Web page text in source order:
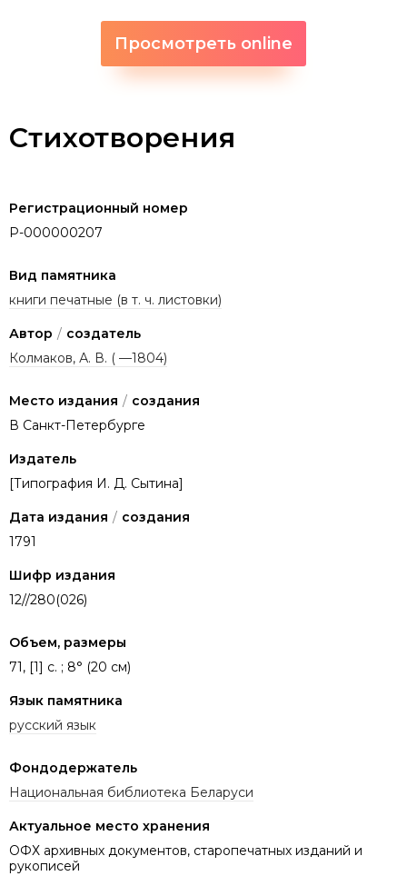
Просмотреть online
Стихотворения
Регистрационный номер
P-000000207
Вид памятника
книги печатные (в т. ч. листовки)
Автор / создатель
Колмаков, А. В. ( —1804)
Место издания / создания
В Санкт-Петербурге
Издатель
[Типография И. Д. Сытина]
Дата издания / создания
1791
Шифр издания
12//280(026)
Объем, размеры
71, [1] с. ; 8° (20 см)
Язык памятника
русский язык
Фондодержатель
Национальная библиотека Беларуси
Актуальное место хранения
ОФХ архивных документов, старопечатных изданий и
рукописей